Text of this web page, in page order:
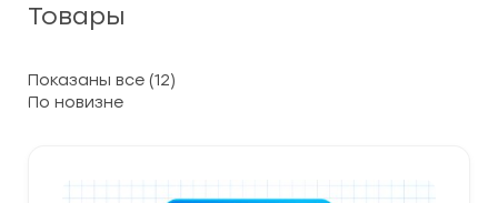
Товары
Показаны все (12)